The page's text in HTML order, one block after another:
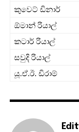
කුවෙට් ඩිනාර්
ඕමාන් රියාල්
කටාර් රියාල්
සවුදි රියාල්
යූ.ඒ.ඊ. ඩිරාම්